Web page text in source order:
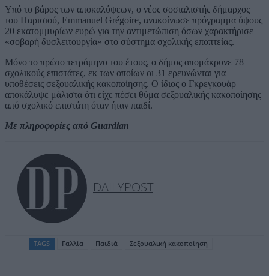
Υπό το βάρος των αποκαλύψεων, ο νέος σοσιαλιστής δήμαρχος
του Παρισιού, Emmanuel Grégoire, ανακοίνωσε πρόγραμμα ύψους
20 εκατομμυρίων ευρώ για την αντιμετώπιση όσων χαρακτήρισε
«σοβαρή δυσλειτουργία» στο σύστημα σχολικής εποπτείας.
Μόνο το πρώτο τετράμηνο του έτους, ο δήμος απομάκρυνε 78
σχολικούς επιστάτες, εκ των οποίων οι 31 ερευνώνται για
υποθέσεις σεξουαλικής κακοποίησης. Ο ίδιος ο Γκρεγκουάρ
αποκάλυψε μάλιστα ότι είχε πέσει θύμα σεξουαλικής κακοποίησης
από σχολικό επιστάτη όταν ήταν παιδί.
Με πληροφορίες από Guardian
DAILYPOST
TAGS Γαλλία Παιδιά Σεξουαλική κακοποίηση